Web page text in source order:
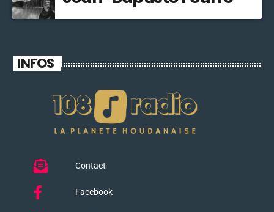
INFOS
Contact
Facebook